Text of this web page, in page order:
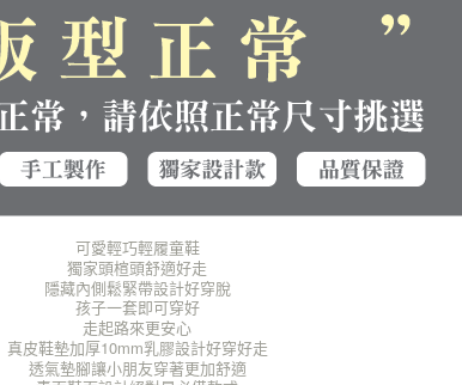
可愛輕巧輕履童鞋
獨家頭楦頭舒適好走
隱藏內側鬆緊帶設計好穿脫
孩子一套即可穿好
走起路來更安心
真皮鞋墊加厚10mm乳膠設計好穿好走
透氣墊腳讓小朋友穿著更加舒適